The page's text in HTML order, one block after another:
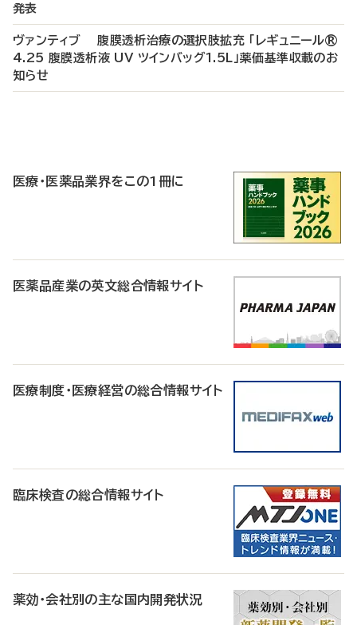
発表
ヴァンティブ 腹膜透析治療の選択肢拡充 「レギュニール®
4.25 腹膜透析液 UV ツインバッグ1.5L」薬価基準収載のお
知らせ
医療・医薬品業界をこの1冊に
医薬品産業の英文総合情報サイト
医療制度・医療経営の総合情報サイト
臨床検査の総合情報サイト
薬効・会社別の主な国内開発状況